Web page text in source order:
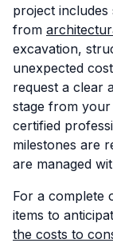
project includes
from
excavation,
unexpected
request a clear
stage from
certified
milestones are
are managed
For a complete
items to
the costs to